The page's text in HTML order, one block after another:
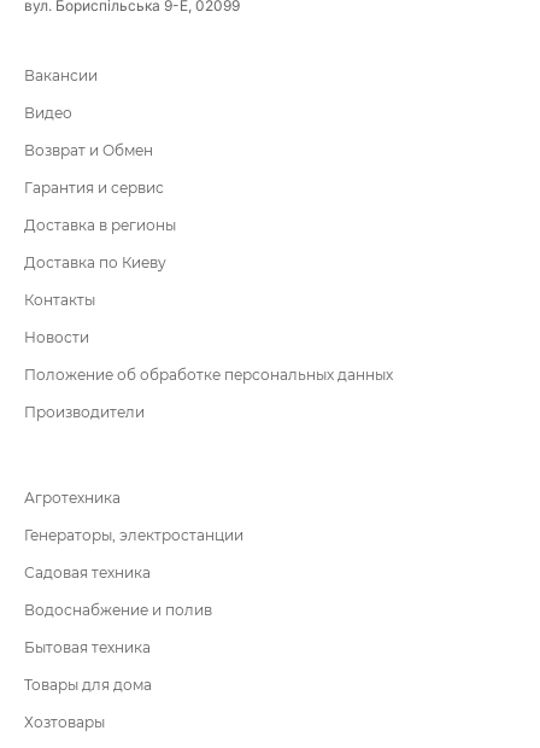
вул. Бориспільська 9-Е, 02099
Вакансии
Видео
Возврат и Обмен
Гарантия и сервис
Доставка в регионы
Доставка по Киеву
Контакты
Новости
Положение об обработке персональных данных
Производители
Агротехника
Генераторы, электростанции
Садовая техника
Водоснабжение и полив
Бытовая техника
Товары для дома
Хозтовары